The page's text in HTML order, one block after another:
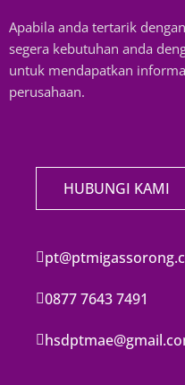
Apabila anda tertarik
segera kebutuhan anda
untuk mendapatkan
perusahaan.
HUBUNGI KAMI
0877 7643 7491